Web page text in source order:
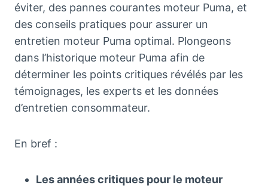
éviter, des pannes courantes moteur Puma, et
des conseils pratiques pour assurer un
entretien moteur Puma optimal. Plongeons
dans l’historique moteur Puma afin de
déterminer les points critiques révélés par les
témoignages, les experts et les données
d’entretien consommateur.
En bref :
Les années critiques pour le moteur